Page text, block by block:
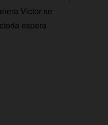
Victor se
espera